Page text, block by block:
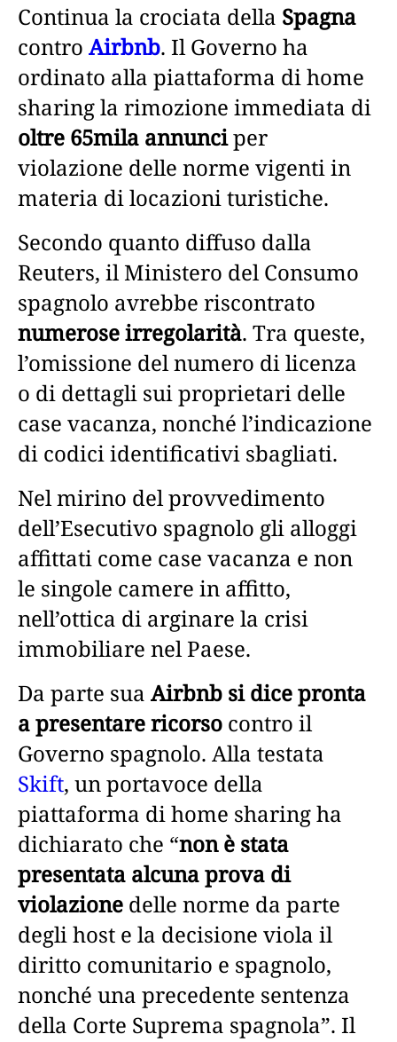
Continua la crociata della Spagna
contro Airbnb. Il Governo ha
ordinato alla piattaforma di home
sharing la rimozione immediata di
oltre 65mila annunciper
violazione delle norme vigenti in
materia di locazioni turistiche.
Secondo quanto diffuso dalla
Reuters, il Ministero del Consumo
spagnolo avrebbe riscontrato
numerose irregolarità. Tra queste,
l’omissione del numero di licenza
o di dettagli sui proprietari delle
case vacanza, nonché l’indicazione
di codici identificativi sbagliati.
Nel mirino del provvedimento
dell’Esecutivo spagnolo gli alloggi
affittati come case vacanza e non
le singole camere in affitto,
nell’ottica di arginare la crisi
immobiliare nel Paese.
Da parte sua Airbnb si dice pronta
a presentare ricorso contro il
Governo spagnolo. Alla testata
Skift, un portavoce della
piattaforma di home sharing ha
dichiarato che “non è stata
presentata alcuna prova di
violazione delle norme da parte
degli host e la decisione viola il
diritto comunitario e spagnolo,
nonché una precedente sentenza
della Corte Suprema spagnola”. Il